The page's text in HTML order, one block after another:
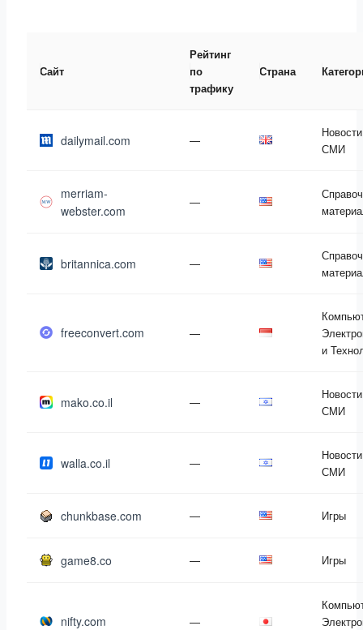
Сайт
Рейтинг
по
трафику
Страна
dailymail.com —
СМИ
merriam-
webster.com
—
britannica.com —
freeconvert.com —
и
mako.co.il —
СМИ
walla.co.il —
СМИ
chunkbase.com — Игры
game8.co — Игры
nifty.com —